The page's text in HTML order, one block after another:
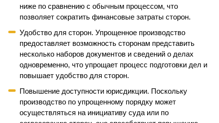
ниже по сравнению с обычным процессом, что
позволяет сократить финансовые затраты сторон.
Удобство для сторон. Упрощенное производство
предоставляет возможность сторонам представить
несколько наборов документов и сведений о делах
одновременно, что упрощает процесс подготовки дел и
повышает удобство для сторон.
Повышение доступности юрисдикции. Поскольку
производство по упрощенному порядку может
осуществляться на инициативу суда или по